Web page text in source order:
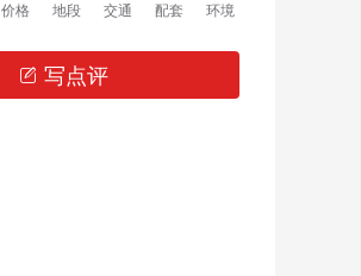
价格 地段 交通 配套 环境
 写点评